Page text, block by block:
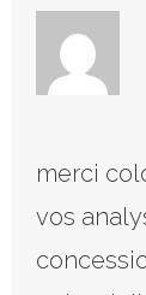
merci
vos